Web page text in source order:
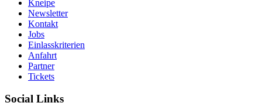
Kneipe
Newsletter
Kontakt
Jobs
Einlasskriterien
Anfahrt
Partner
Tickets
Social Links